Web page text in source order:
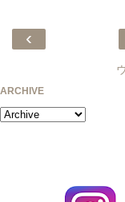
‹
ARCHIVE